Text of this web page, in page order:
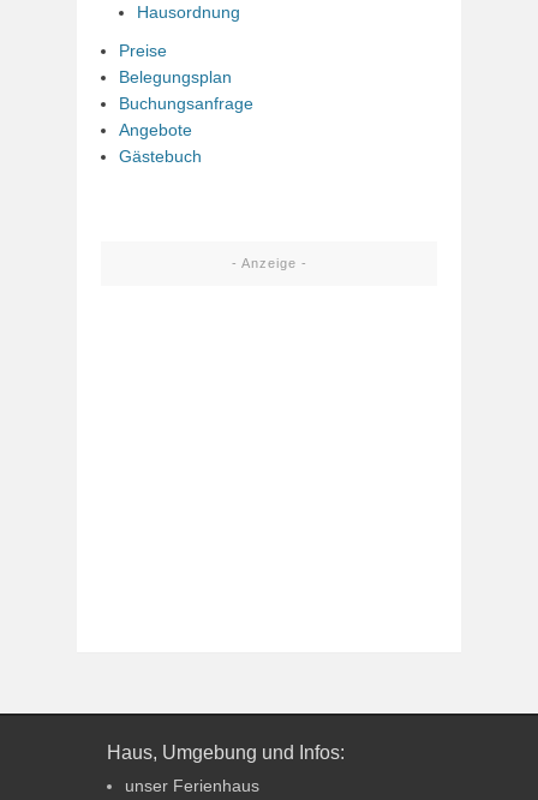
Hausordnung
Preise
Belegungsplan
Buchungsanfrage
Angebote
Gästebuch
- Anzeige -
Haus, Umgebung und Infos:
unser Ferienhaus